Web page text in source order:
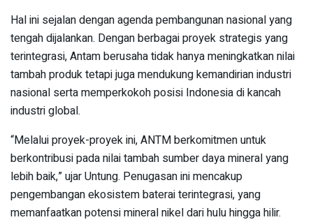
Hal ini sejalan dengan agenda pembangunan nasional yang
tengah dijalankan. Dengan berbagai proyek strategis yang
terintegrasi, Antam berusaha tidak hanya meningkatkan nilai
tambah produk tetapi juga mendukung kemandirian industri
nasional serta memperkokoh posisi Indonesia di kancah
industri global.
“Melalui proyek-proyek ini, ANTM berkomitmen untuk
berkontribusi pada nilai tambah sumber daya mineral yang
lebih baik,” ujar Untung. Penugasan ini mencakup
pengembangan ekosistem baterai terintegrasi, yang
memanfaatkan potensi mineral nikel dari hulu hingga hilir.